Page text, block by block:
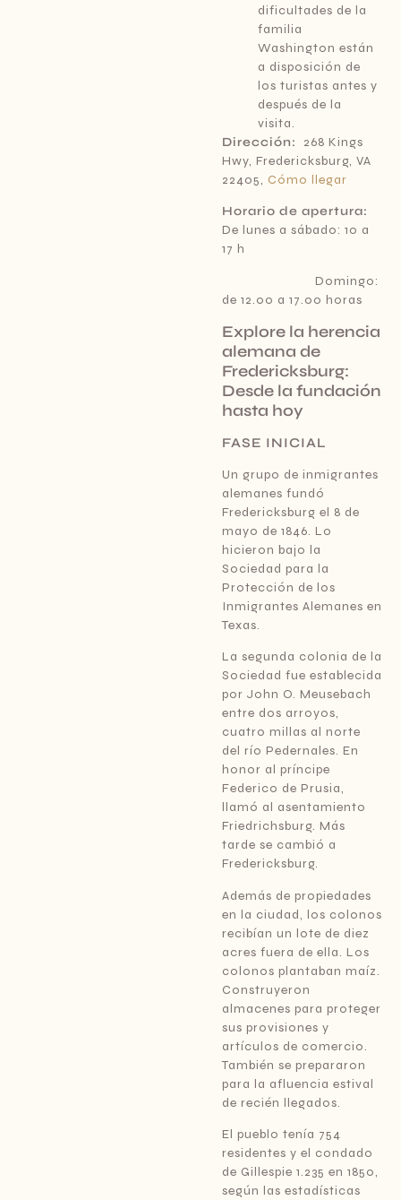
dificultades de la
familia
Washington están
a disposición de
los turistas antes y
después de la
visita.
Dirección:
268 Kings
Hwy, Fredericksburg, VA
22405, Cómo llegar
Horario de apertura:
De lunes a sábado: 10 a
17 h
Domingo:
de 12.00 a 17.00 horas
Explore la herencia
alemana de
Fredericksburg:
Desde la fundación
hasta hoy
FASE INICIAL
Un grupo de inmigrantes
alemanes fundó
Fredericksburg el 8 de
mayo de 1846. Lo
hicieron bajo la
Sociedad para la
Protección de los
Inmigrantes Alemanes en
Texas.
La segunda colonia de la
Sociedad fue establecida
por John O. Meusebach
entre dos arroyos,
cuatro millas al norte
del río Pedernales. En
honor al príncipe
Federico de Prusia,
llamó al asentamiento
Friedrichsburg. Más
tarde se cambió a
Fredericksburg.
Además de propiedades
en la ciudad, los colonos
recibían un lote de diez
acres fuera de ella. Los
colonos plantaban maíz.
Construyeron
almacenes para proteger
sus provisiones y
artículos de comercio.
También se prepararon
para la afluencia estival
de recién llegados.
El pueblo tenía 754
residentes y el condado
de Gillespie 1.235 en 1850,
según las estadísticas